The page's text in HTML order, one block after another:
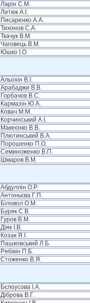
Ларін С.М.
Литюк А.І.
Писаренко А.А.
Тихонов С.А.
Ткачук В.М.
Чаговець В.М.
Юшко І.О.
Альохін В.І.
Арабаджи В.В.
Горбачов В.С.
Кармазін Ю.А.
Ковач М.М.
Корчинський А.І.
Макеєнко В.В.
Плютинський В.А.
Порошенко П.О.
Семиноженко В.П.
Шмаров В.М.
Абдуллін О.Р.
Антоньєва Г.П.
Біловол О.М.
Буряк С.В.
Гуров В.М.
Діяк І.В.
Козак Я.І.
Пашковський Л.Б.
Рябікін П.Б.
Стоженко В.Я.
Бєлоусова І.А.
Діброва В.Г.